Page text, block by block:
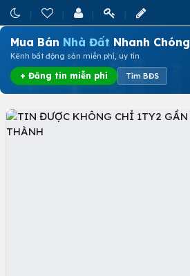
Mua Bán Nhà Đất Nhanh Chóng
Kênh bất động sản miễn phí, uy tín
+ Đăng tin miễn phí Tìm BĐS